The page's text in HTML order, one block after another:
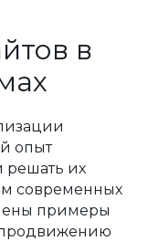
в
опыт
решать их
современных
примеры
продвижению